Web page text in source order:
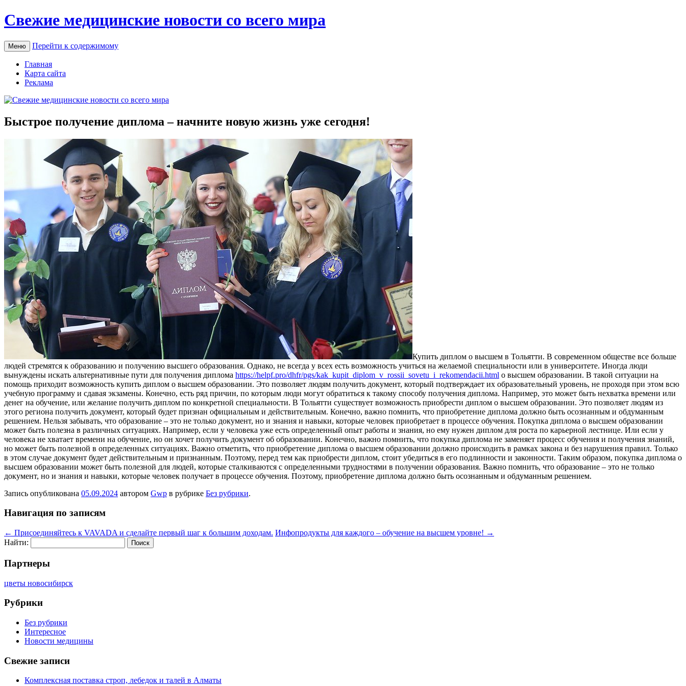
Свежие медицинские новости со всего мира
Меню Перейти к содержимому
Главная
Карта сайта
Реклама
Быстрое получение диплома – начните новую жизнь уже сегодня!
Купить диплoм o высшeм в Тольятти. В современном обществе все больше
людей стремятся к образованию и получению высшего образования. Однако, не всегда у всех есть возможность учиться на желаемой специальности или в университете. Иногда люди
вынуждены искать альтернативные пути для получения диплома https://helpf.pro/dhfr/pgs/kak_kupit_diplom_v_rossii_sovetu_i_rekomendacii.html о высшем образовании. В такой ситуации на
помощь приходит возможность купить диплом о высшем образовании. Это позволяет людям получить документ, который подтверждает их образовательный уровень, не проходя при этом всю
учебную программу и сдавая экзамены. Конечно, есть ряд причин, по которым люди могут обратиться к такому способу получения диплома. Например, это может быть нехватка времени или
денег на обучение, или желание получить диплом по конкретной специальности. В Тольятти существует возможность приобрести диплом о высшем образовании. Это позволяет людям из
этого региона получить документ, который будет признан официальным и действительным. Конечно, важно помнить, что приобретение диплома должно быть осознанным и обдуманным
решением. Нельзя забывать, что образование – это не только документ, но и знания и навыки, которые человек приобретает в процессе обучения. Покупка диплома о высшем образовании
может быть полезна в различных ситуациях. Например, если у человека уже есть определенный опыт работы и знания, но ему нужен диплом для роста по карьерной лестнице. Или если у
человека не хватает времени на обучение, но он хочет получить документ об образовании. Конечно, важно помнить, что покупка диплома не заменяет процесс обучения и получения знаний,
но может быть полезной в определенных ситуациях. Важно отметить, что приобретение диплома о высшем образовании должно происходить в рамках закона и без нарушения правил. Только
в этом случае документ будет действительным и признанным. Поэтому, перед тем как приобрести диплом, стоит убедиться в его подлинности и законности. Таким образом, покупка диплома о
высшем образовании может быть полезной для людей, которые сталкиваются с определенными трудностями в получении образования. Важно помнить, что образование – это не только
документ, но и знания и навыки, которые человек получает в процессе обучения. Поэтому, приобретение диплома должно быть осознанным и обдуманным решением.
Запись опубликована 05.09.2024 автором Gwp в рубрике Без рубрики.
Навигация по записям
← Присоединяйтесь к VAVADA и сделайте первый шаг к большим доходам. Инфопродукты для каждого – обучение на высшем уровне! →
Найти:
Партнеры
цветы новосибирск
Рубрики
Без рубрики
Интересное
Новости медицины
Свежие записи
Комплексная поставка строп, лебедок и талей в Алматы